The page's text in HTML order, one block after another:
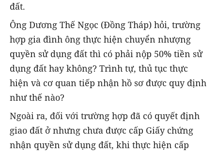
đất.
Ông Dương Thế Ngọc (Đồng Tháp) hỏi, trường
hợp gia đình ông thực hiện chuyển nhượng
quyền sử dụng đất thì có phải nộp 50% tiền sử
dụng đất hay không? Trình tự, thủ tục thực
hiện và cơ quan tiếp nhận hồ sơ được quy định
như thế nào?
Ngoài ra, đối với trường hợp đã có quyết định
giao đất ở nhưng chưa được cấp Giấy chứng
nhận quyền sử dụng đất, khi thực hiện cấp